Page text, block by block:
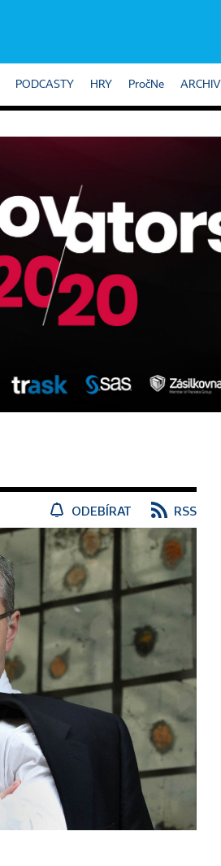
PODCASTY HRY PročNe ARCHIV
ODEBÍRAT RSS